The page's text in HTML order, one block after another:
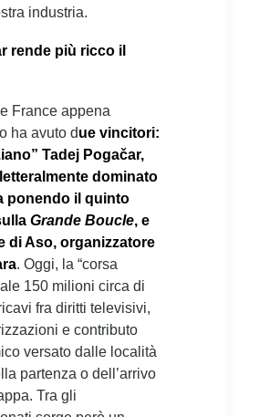
industria.
rende più ricco il
France appena
ha avuto due vincitori:
Tadej Pogačar,
dominato
ponendo il quinto
Grande Boucle, e
di Aso, organizzatore
. Oggi, la “corsa
150 milioni circa di
fra diritti televisivi,
e contributo
versato dalle località
partenza o dell’arrivo
Tra gli